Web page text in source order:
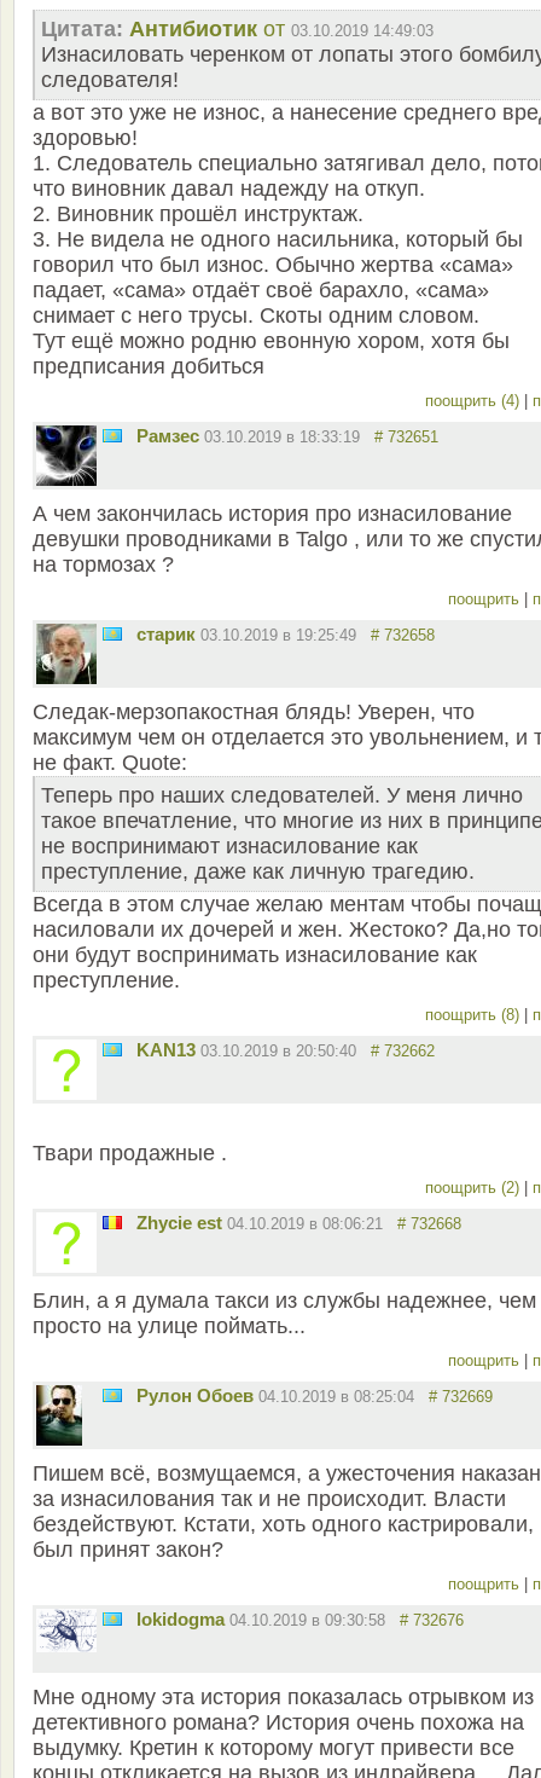
Цитата: Антибиотик от 03.10.2019 14:49:03
Изнасиловать черенком от лопаты этого
следователя!
а вот это уже не износ, а нанесение среднего
здоровью!
1. Следователь специально затягивал дело,
что виновник давал надежду на откуп.
2. Виновник прошёл инструктаж.
3. Не видела не одного насильника, который бы
говорил что был износ. Обычно жертва «сама»
падает, «сама» отдаёт своё барахло, «сама»
снимает с него трусы. Скоты одним словом.
Тут ещё можно родню евонную хором, хотя бы
предписания добиться
поощрить (4)
Рамзес 03.10.2019 в 18:33:19 # 732651
А чем закончилась история про изнасилование
девушки проводниками в Talgo , или то же
на тормозах ?
поощрить
старик 03.10.2019 в 19:25:49 # 732658
Следак-мерзопакостная блядь! Уверен, что
максимум чем он отделается это увольнением, и
не факт. Quote:
Теперь про наших следователей. У меня лично
такое впечатление, что многие из них в
не воспринимают изнасилование как
преступление, даже как личную трагедию.
Всегда в этом случае желаю ментам чтобы
насиловали их дочерей и жен. Жестоко? Да,но
они будут воспринимать изнасилование как
преступление.
поощрить (8)
KAN13 03.10.2019 в 20:50:40 # 732662
Твари продажные .
поощрить (2)
Zhycie est 04.10.2019 в 08:06:21 # 732668
Блин, а я думала такси из службы надежнее, чем
просто на улице поймать...
поощрить
Рулон Обоев 04.10.2019 в 08:25:04 # 732669
Пишем всё, возмущаемся, а ужесточения
за изнасилования так и не происходит. Власти
бездействуют. Кстати, хоть одного кастрировали,
был принят закон?
поощрить
lokidogma 04.10.2019 в 09:30:58 # 732676
Мне одному эта история показалась отрывком из
детективного романа? История очень похожа на
выдумку. Кретин к которому могут привести все